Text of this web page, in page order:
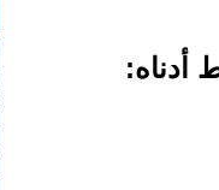
أدناه: